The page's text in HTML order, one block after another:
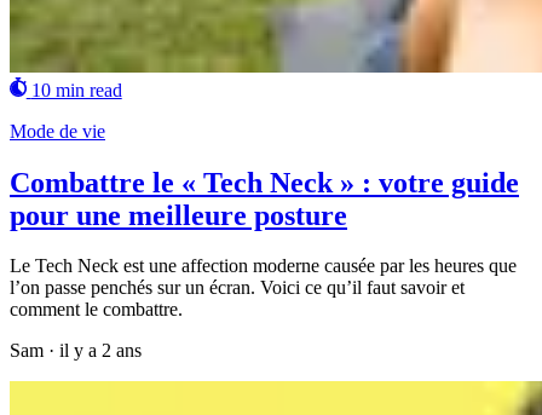
10 min read
Mode de vie
Combattre le « Tech Neck » : votre guide
pour une meilleure posture
Le Tech Neck est une affection moderne causée par les heures que
l’on passe penchés sur un écran. Voici ce qu’il faut savoir et
comment le combattre.
Sam · il y a 2 ans